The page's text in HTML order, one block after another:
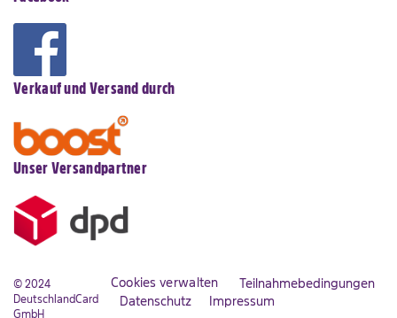
Verkauf und Versand durch
Unser Versandpartner
© 2024
DeutschlandCard
GmbH
Cookies verwalten
Teilnahmebedingungen
Datenschutz
Impressum